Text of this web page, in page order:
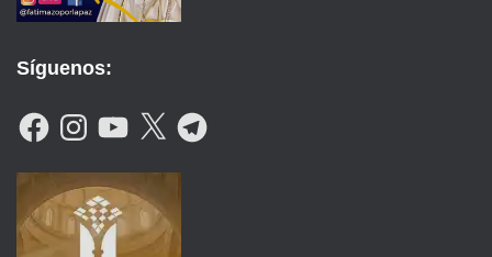
Síguenos:
F
A
B
K
N
A
G
R
M
Y
O
U
B
E
X
T
E
G